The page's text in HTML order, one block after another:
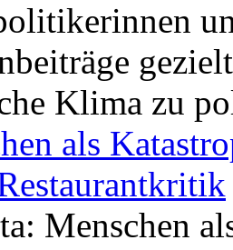
Klima zu
als
Menschen